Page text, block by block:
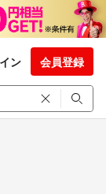
ン 会員登録